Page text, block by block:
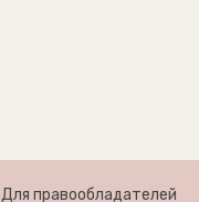
Для правообладателей